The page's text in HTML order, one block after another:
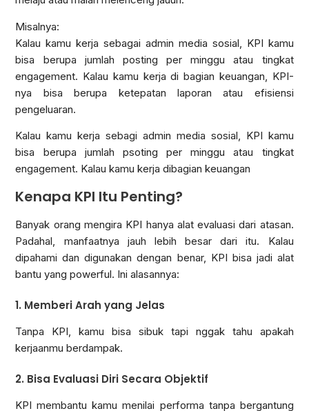
Misalnya:
Kalau kamu kerja sebagai admin media sosial, KPI kamu
bisa berupa jumlah posting per minggu atau tingkat
engagement. Kalau kamu kerja di bagian keuangan, KPI-
nya bisa berupa ketepatan laporan atau efisiensi
pengeluaran.
Kalau kamu kerja sebagi admin media sosial, KPI kamu
bisa berupa jumlah psoting per minggu atau tingkat
engagement. Kalau kamu kerja dibagian keuangan
Kenapa KPI Itu Penting?
Banyak orang mengira KPI hanya alat evaluasi dari atasan.
Padahal, manfaatnya jauh lebih besar dari itu. Kalau
dipahami dan digunakan dengan benar, KPI bisa jadi alat
bantu yang powerful. Ini alasannya:
1. Memberi Arah yang Jelas
Tanpa KPI, kamu bisa sibuk tapi nggak tahu apakah
kerjaanmu berdampak.
2. Bisa Evaluasi Diri Secara Objektif
KPI membantu kamu menilai performa tanpa bergantung